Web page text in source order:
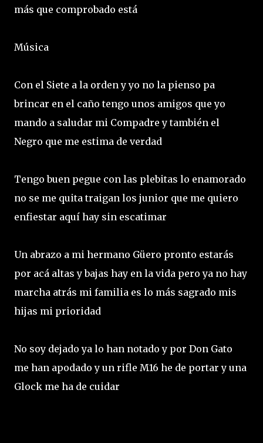
más que comprobado está
Música
Con el Siete a la orden y yo no la pienso pa
brincar en el caño tengo unos amigos que yo
mando a saludar mi Compadre y también el
Negro que me estima de verdad
Tengo buen pegue con las plebitas lo enamorado
no se me quita traigan los junior que me quiero
enfiestar aquí hay sin escatimar
Un abrazo a mi hermano Güero pronto estarás
por acá altas y bajas hay en la vida pero ya no hay
marcha atrás mi familia es lo más sagrado mis
hijas mi prioridad
No soy dejado ya lo han notado y por Don Gato
me han apodado y un rifle M16 he de portar y una
Glock me ha de cuidar